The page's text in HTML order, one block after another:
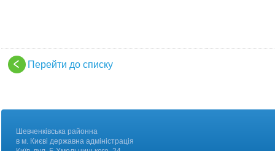
Перейти до списку
Шевченківська районна
в м. Києві державна адміністрація